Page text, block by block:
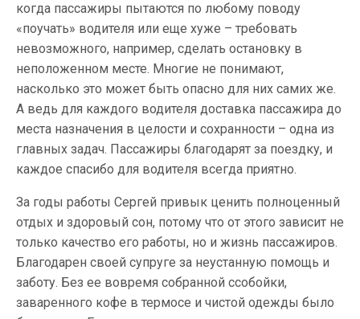
когда пассажиры пытаются по любому поводу
«поучать» водителя или еще хуже – требовать
невозможного, например, сделать остановку в
неположенном месте. Многие не понимают,
насколько это может быть опасно для них самих же.
А ведь для каждого водителя доставка пассажира до
места назначения в целости и сохранности – одна из
главных задач. Пассажиры благодарят за поездку, и
каждое спасибо для водителя всегда приятно.
За годы работы Сергей привык ценить полноценный
отдых и здоровый сон, потому что от этого зависит не
только качество его работы, но и жизнь пассажиров.
Благодарен своей супруге за неустанную помощь и
заботу. Без ее вовремя собранной ссобойки,
заваренного кофе в термосе и чистой одежды было